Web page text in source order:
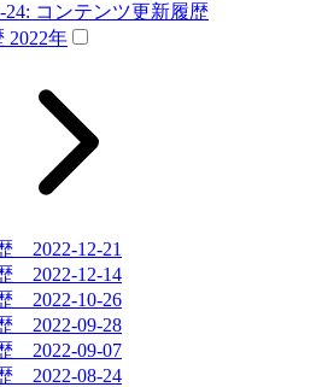
24: コンテンツ更新履歴
2022年
2022-12-21
2022-12-14
2022-10-26
2022-09-28
2022-09-07
2022-08-24